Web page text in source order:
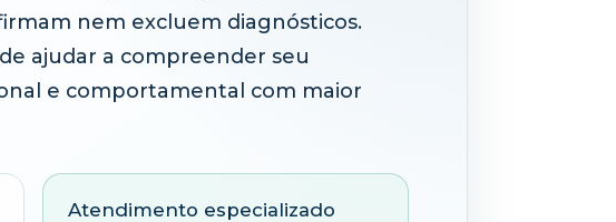
nem excluem diagnósticos.
ajudar a compreender seu
e comportamental com maior
Atendimento especializado